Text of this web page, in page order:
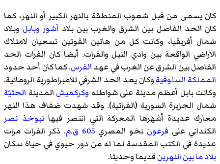
كان يسمى من قبل شعوب المنطقة بالنهر الكبير أو النهر، كما
كان الحد الفاصل بين الشرق والغرب بين بلاد آشور وبابل وبلاد
شمال أفريقيا، وكانت كل من هاتين القوتين تسعيان لامتلاك
الأراضي الواقعة بين وادي النيل والفرات. أيضا كان الفرات الحد
الفاصل بين الشرق عن الغرب في عهدالفرس. كما كان أحد حدود
المملكة السلوقيةوكان يعد الحد الشرقي للإمبراطورية الرومانية.
وكانت بابل أعظم مدينة على شواطئه وكركميش المدينة الحثيّة
شمال الجزيرة السورية (الفراتية). وقد شهدت ضفاف هذا النهر
معارك عديدة أشهرها المعركة التي انتصر فيهانبوخذ نصر
الكلداني على فرعون نخو المصري 605 ق.م
. ذكر الفرات مرات
عديدة في الكتب المقدسة لما له من دور حيوي في حياة سكان
بلاد ما بين النهرينقديما وحديثا.